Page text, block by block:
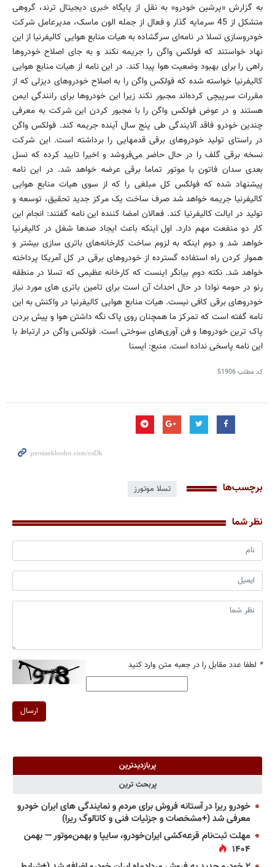
به گزارش «پرشین خودرو» به نقل از پایگاه خبری دیجیتال ترند، گروهی
متشکل از 45 سرمایه گذار و فعال از جمله الون ماسک، مدیرعامل شرکت
خودروسازی تسلا در نامه‌ای سرگشاده به هیات منابع هوایی کالیفرنیا از این
نهاد خواستند که فولکس واگن را جریمه نکند و به جای اصلاح خودروها
راهی را برای بهبود وضعیت هوا پیدا کند. در این نامه از هیات منابع هوایی
کالیفرنیا خواسته شده که فولکس واگن را به اصلاح خودروهای دیزلی که از
مقررات سرپیچی کرده‌اند مجبور نکند زیرا این خودروها برای رانندگی ایمن
هستند و در عوض فولکس واگن را با مجبور کردن این شرکت به معرفی
چندین خودرو فاقد آلایندگی طی پنج سال آینده جریمه کند. فولکس واگن
در راستای تولید خودروهای برقی قدمهایی را برداشته است. این شرکت
نسخه برقی گلف را در حال حاضر می‌فروشد و اخیرا تایید کرده که نسل
بعدی سدان فاتون با موتور تماما برقی عرضه خواهد شد. در این نامه
پیشنهاد شده که فولکس کل مبلغی را که از سوی هیات منابع هوایی
کالیفرنیا جریمه خواهد شد صرف ساخت یک مرکز جدید تحقیق، توسعه و
تولید در ایالت کالیفرنیا کند. فعالان امضا کننده این نامه گفتند: انجام این
کار دو منفعت مهم دارد. اول اینکه باعث ایجاد صدها شغل در کالیفرنیا
خواهد شد و دوم اینکه به لزوم ساخت کارخانه‌های باتری سازی بیشتر و
هموار کردن راه استفاده گسترده از خودروهای برقی در کل آمریکا پرداخته
خواهد شد. نکته دوم بیانگر اینست که کارخانه عظیمی که تسلا در منطقه
رنو در حومه نوادا در حال احداث آن است برای تامین باتری های مورد نیاز
خودروهای برقی کافی نیست. هیات منابع هوایی کالیفرنیا در واکنش به این
نامه گفته است که تمرکز ما همچنان روی پاک نگه داشتن هوا و پیش بردن
پاک ترین خودروها و فن آوری‌های سوختی است. فولکس واگن در ارتباط با
این نامه پاسخی نداده است. منبع: ایسنا
کد مطلب51906
برچسب‌ها تسلا موتورز
نظر شما
* لطفا عدد مقابل را در جعبه متن وارد کنید
ارسال
پربازدیدترین
پربحث ترین
خودرو ریرا در آستانه فروش برای مردم و نمایندگی های ایران خودرو
معرفی شد (+مشخصات و جزئیات فنی و کاتالوگ ریرا)
مهلت ثبت‌نام قرعه‌کشی ایران‌خودرو، سایپا و بهمن‌موتور — بهمن
۱۴۰۴